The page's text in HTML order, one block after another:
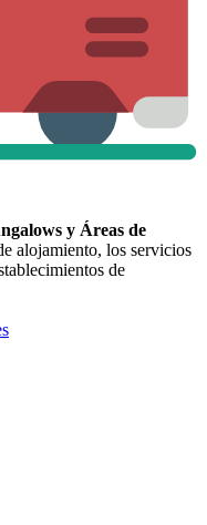
y Áreas de
alojamiento, los servicios
de